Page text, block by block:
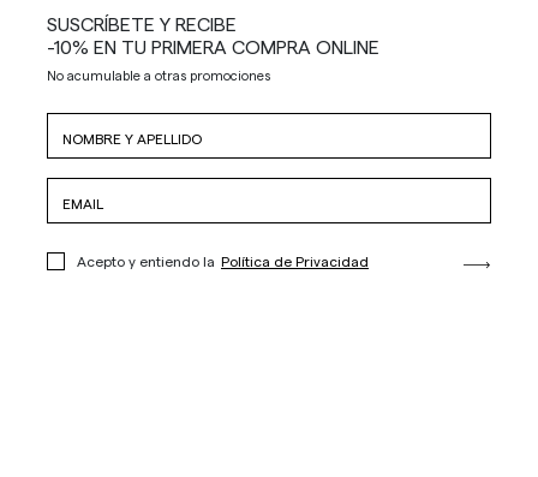
SUSCRÍBETE Y RECIBE
-10% EN TU PRIMERA COMPRA ONLINE
No acumulable a otras promociones
Acepto y entiendo la Política de Privacidad